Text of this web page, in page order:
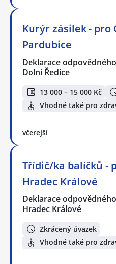
Kurýr zásilek - pro
Pardubice
Deklarace
Dolní Ředice
13 000 – 15 000 Kč
Vhodné také pro
včerejší
Třídič/ka balíčků -
Hradec Králové
Deklarace
Hradec Králové
Zkrácený úvazek
Vhodné také pro